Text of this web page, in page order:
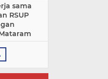
sama
RSUP